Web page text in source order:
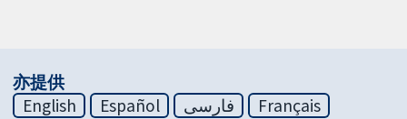
亦提供
English
Español فارسی
Français